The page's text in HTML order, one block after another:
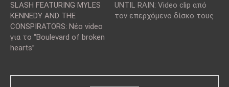
SLASH FEATURING MYLES
KENNEDY AND THE
CONSPIRATORS: Νέο video
για το “Boulevard of broken
hearts”
UNTIL RAIN: Video clip από
τον επερχόμενο δίσκο τους